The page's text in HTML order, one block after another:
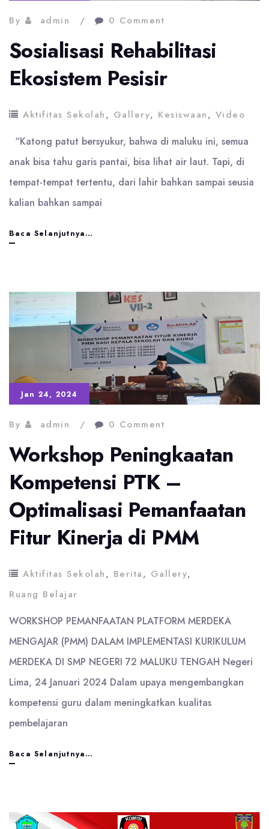
By admin 0 Comment
Sosialisasi Rehabilitasi
Ekosistem Pesisir
Aktifitas Sekolah, Gallery, Kesiswaan, Video
“Katong patut bersyukur, bahwa di maluku ini, semua
anak bisa tahu garis pantai, bisa lihat air laut. Tapi, di
tempat-tempat tertentu, dari lahir bahkan sampai seusia
kalian bahkan sampai
Baca Selanjutnya…
Pesisir
Jan 24, 2024
By admin 0 Comment
Workshop Peningkaatan
Kompetensi PTK –
Optimalisasi Pemanfaatan
Fitur Kinerja di PMM
Aktifitas Sekolah, Berita, Gallery,
Ruang Belajar
WORKSHOP PEMANFAATAN PLATFORM MERDEKA
MENGAJAR (PMM) DALAM IMPLEMENTASI KURIKULUM
MERDEKA DI SMP NEGERI 72 MALUKU TENGAH Negeri
Lima, 24 Januari 2024 Dalam upaya mengembangkan
kompetensi guru dalam meningkatkan kualitas
pembelajaran
Baca Selanjutnya…
PTK